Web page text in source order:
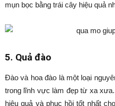
mụn bọc bằng trái cây hiệu quả
5. Quả đào
Đào và hoa đào là một loại
trong lĩnh vực làm đẹp từ xa
hiệu quả và phục hồi tốt nhất